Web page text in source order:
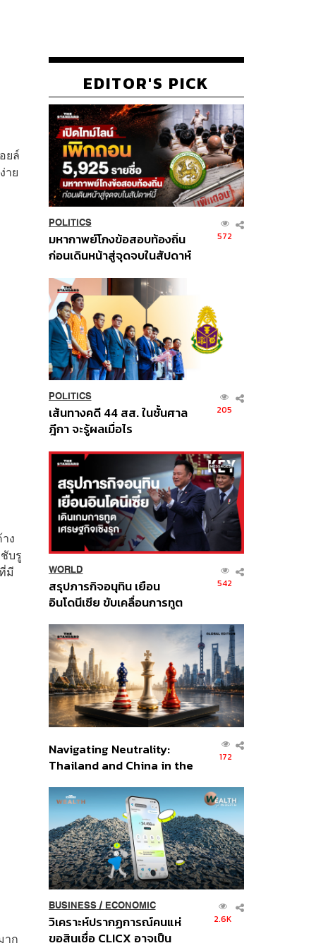
ยล์
าย
ง
บรู
มี
าก
EDITOR'S PICK
POLITICS
มหากาพย์โกงข้อสอบท้องถิ่น
ก่อนเดินหน้าสู่จุดจบในสัปดาห์
572
POLITICS
เส้นทางคดี 44 สส. ในชั้นศาล
ฎีกา จะรู้ผลเมื่อไร
205
WORLD
สรุปภารกิจอนุทิน เยือน
อินโดนีเซีย ขับเคลื่อนการทูต
ส่วนยุทธศาสตร์ไทย –
อินโดนีเซีย
542
Navigating Neutrality:
Thailand and China in the
Order
172
BUSINESS/ ECONOMIC
วิเคราะห์ปรากฏการณ์คนแห่
ขอสินเชื่อ CLICX อาจเป็น
2.6K